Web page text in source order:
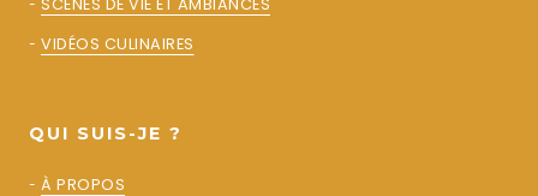
- VIDÉOS CULINAIRES
QUI SUIS-JE ?
- À PROPOS